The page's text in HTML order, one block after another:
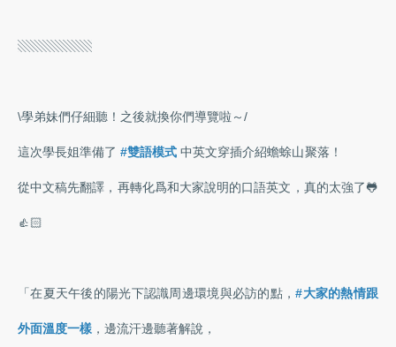
▧▧▧▧▧▧
\學弟妹們仔細聽！之後就換你們導覽啦～/
這次學長姐準備了 #雙語模式中英文穿插介紹蟾蜍山聚落！
從中文稿先翻譯，再轉化爲和大家說明的口語英文，真的太強了🐸
👍🏻
「在夏天午後的陽光下認識周邊環境與必訪的點，#大家的熱情跟
外面溫度一樣 ，邊流汗邊聽著解說，